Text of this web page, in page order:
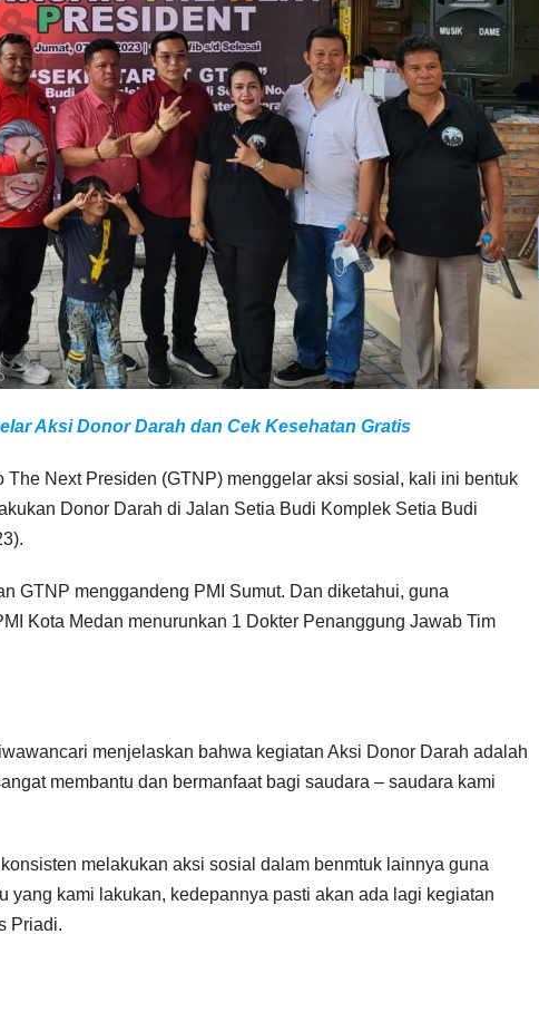
Aksi Donor Darah dan Cek Kesehatan Gratis
Next Presiden (GTNP) menggelar aksi sosial, kali ini bentuk
Donor Darah di Jalan Setia Budi Komplek Setia Budi
GTNP menggandeng PMI Sumut. Dan diketahui, guna
Kota Medan menurunkan 1 Dokter Penanggung Jawab Tim
menjelaskan bahwa kegiatan Aksi Donor Darah adalah
membantu dan bermanfaat bagi saudara – saudara kami
melakukan aksi sosial dalam benmtuk lainnya guna
yang kami lakukan, kedepannya pasti akan ada lagi kegiatan
Priadi.